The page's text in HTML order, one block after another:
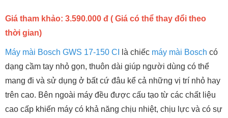
Giá tham khảo: 3.590.000 đ ( Giá có thể thay đổi theo
thời gian)
Máy mài Bosch GWS 17-150 CI là chiếc máy mài Bosch có
dạng cầm tay nhỏ gọn, thuôn dài giúp người dùng có thể
mang đi và sử dụng ở bất cứ đâu kể cả những vị trí nhỏ hay
trên cao. Bên ngoài máy đều được cấu tạo từ các chất liệu
cao cấp khiến máy có khả năng chịu nhiệt, chịu lực và có sự